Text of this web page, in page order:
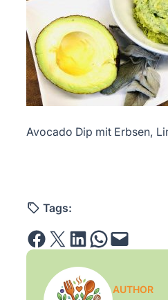
Avocado Dip mit Erbsen,
Tags:
Share on Facebook Email this Page Share on LinkedIn Share on WhatsApp Email this Page
AUTHOR